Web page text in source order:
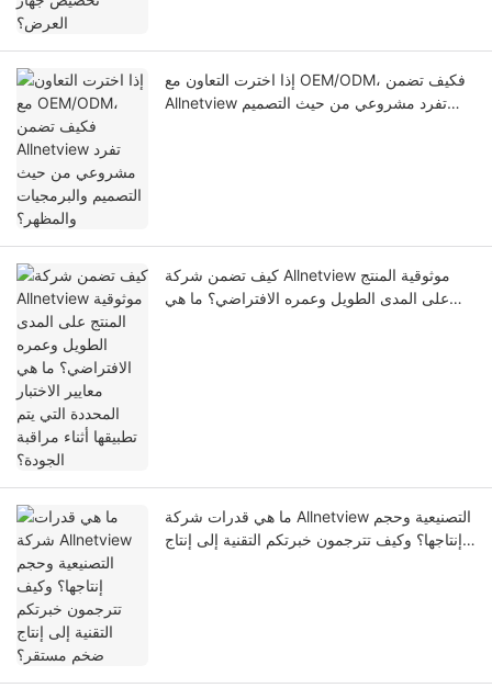
إذا اخترت التعاون مع OEM/ODM، فكيف تضمن
Allnetview تفرد مشروعي من حيث التصميم
كيف تضمن شركة Allnetview موثوقية المنتج
على المدى الطويل وعمره الافتراضي؟ ما هي
ما هي قدرات شركة Allnetview التصنيعية وحجم
إنتاجها؟ وكيف تترجمون خبرتكم التقنية إلى إنتاج